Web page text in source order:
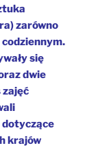
zarówno
się
dwie
zajęć
dotyczące
krajów